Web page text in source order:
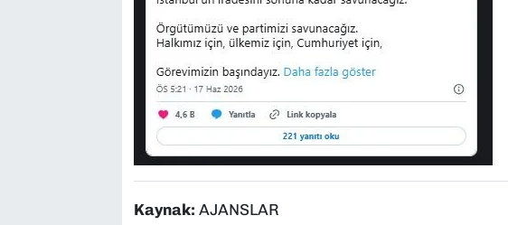
Kaynak: AJANSLAR